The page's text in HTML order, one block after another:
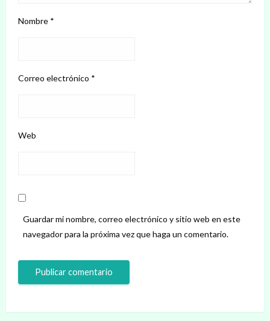
Nombre *
Correo electrónico *
Web
Guardar mi nombre, correo electrónico y sitio web en este
navegador para la próxima vez que haga un comentario.